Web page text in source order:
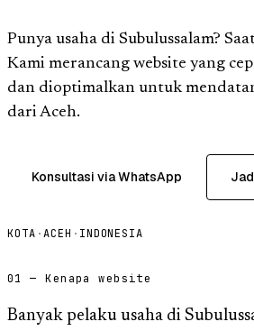
Punya usaha di Subulussalam?
Kami merancang website yang
dan dioptimalkan untuk
dari Aceh.
Konsultasi via WhatsApp
KOTA ·ACEH · INDONESIA
01 — Kenapa website
Banyak pelaku usaha di